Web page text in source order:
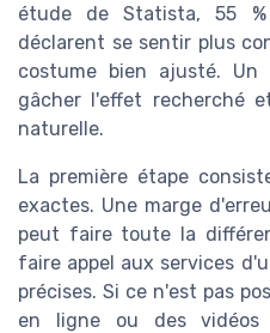
étude de Statista, 55
déclarent se sentir plus
costume bien ajusté.
gâcher l'effet recherché
naturelle.
La première étape
exactes. Une marge
peut faire toute la
faire appel aux services
précises. Si ce n'est pas
en ligne ou des vidéos